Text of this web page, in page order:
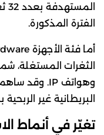
الفترة المذكورة.
البريطانية غير
تغيّر في أنماط